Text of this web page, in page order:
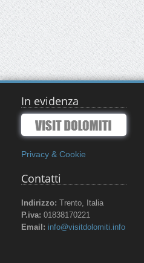
In evidenza
Privacy & Cookie
Contatti
Indirizzo: Trento, Italia
P.iva: 01838170221
Email: info@visitdolomiti.info